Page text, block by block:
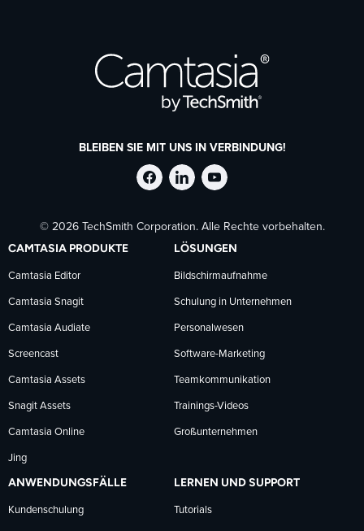
BLEIBEN SIE MIT UNS IN VERBINDUNG!
TechSmith
auf
Facebook
folgen
TechSmith
auf
LinkedIn
folgen
TechSmith
auf
YouTube
folgen
© 2026 TechSmith Corporation. Alle Rechte vorbehalten.
CAMTASIA PRODUKTE
Camtasia Editor
Camtasia Snagit
Camtasia Audiate
Screencast
Camtasia Assets
Snagit Assets
Camtasia Online
Jing
LÖSUNGEN
Bildschirmaufnahme
Schulung in Unternehmen
Personalwesen
Software-Marketing
Teamkommunikation
Trainings-Videos
Großunternehmen
ANWENDUNGSFÄLLE
Kundenschulung
LERNEN UND SUPPORT
Tutorials